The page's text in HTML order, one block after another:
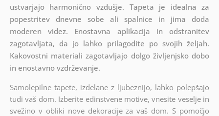
ustvarjajo harmonično vzdušje. Tapeta je idealna za
popestritev dnevne sobe ali spalnice in jima doda
moderen videz. Enostavna aplikacija in odstranitev
zagotavljata, da jo lahko prilagodite po svojih željah.
Kakovostni materiali zagotavljajo dolgo življenjsko dobo
in enostavno vzdrževanje.
Samolepilne tapete, izdelane z ljubeznijo, lahko polepšajo
tudi vaš dom. Izberite edinstvene motive, vnesite veselje in
svežino v obliki nove dekoracije za vaš dom. S pomočjo